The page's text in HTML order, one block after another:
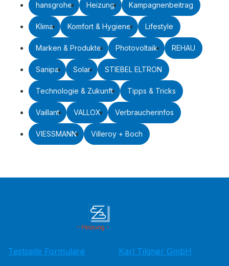
hansgrohe Heizung Kampagnenbeitrag
Klima Komfort & Hygiene Lifestyle
Marken & Produkte Photovoltaik REHAU
Sanipa Solar STIEBEL ELTRON
Technologie & Zukunft Tipps & Tricks
Vaillant VALLOX Verbraucherinfos
VIESSMANN Villeroy + Boch
Testseite Formulare
Karl Tilgner GmbH